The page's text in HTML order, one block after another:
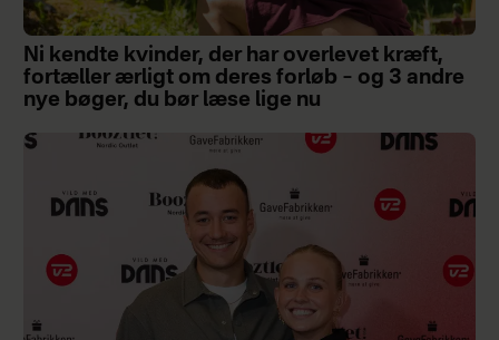
Ni kendte kvinder, der har overlevet kræft,
fortæller ærligt om deres forløb – og 3 andre
nye bøger, du bør læse lige nu